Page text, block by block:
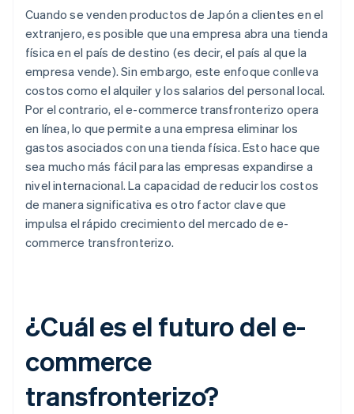
Cuando se venden productos de Japón a clientes en el
extranjero, es posible que una empresa abra una tienda
física en el país de destino (es decir, el país al que la
empresa vende). Sin embargo, este enfoque conlleva
costos como el alquiler y los salarios del personal local.
Por el contrario, el e-commerce transfronterizo opera
en línea, lo que permite a una empresa eliminar los
gastos asociados con una tienda física. Esto hace que
sea mucho más fácil para las empresas expandirse a
nivel internacional. La capacidad de reducir los costos
de manera significativa es otro factor clave que
impulsa el rápido crecimiento del mercado de e-
commerce transfronterizo.
¿Cuál es el futuro del e-
commerce
transfronterizo?